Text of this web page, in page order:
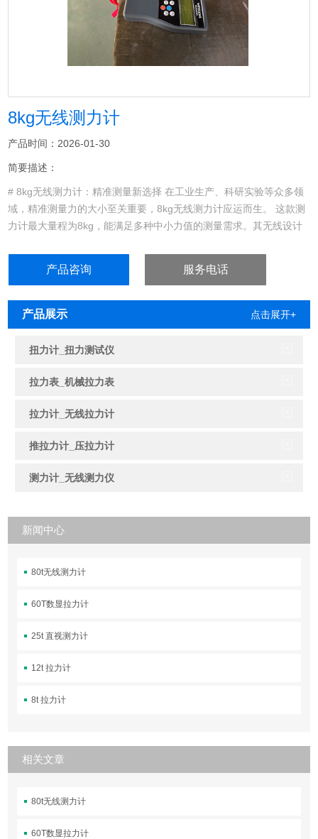
8kg无线测力计
产品时间：2026-01-30
简要描述：
# 8kg无线测力计：精准测量新选择 在工业生产、科研实验等众多领
域，精准测量力的大小至关重要，8kg无线测力计应运而生。 这款测
力计最大量程为8kg，能满足多种中小力值的测量需求。其无线设计
产品咨询 服务电话
产品展示 点击展开+
扭力计_扭力测试仪
拉力表_机械拉力表
拉力计_无线拉力计
推拉力计_压拉力计
测力计_无线测力仪
新闻中心
80t无线测力计
60T数显拉力计
25t 直视测力计
12t 拉力计
8t 拉力计
相关文章
80t无线测力计
60T数显拉力计